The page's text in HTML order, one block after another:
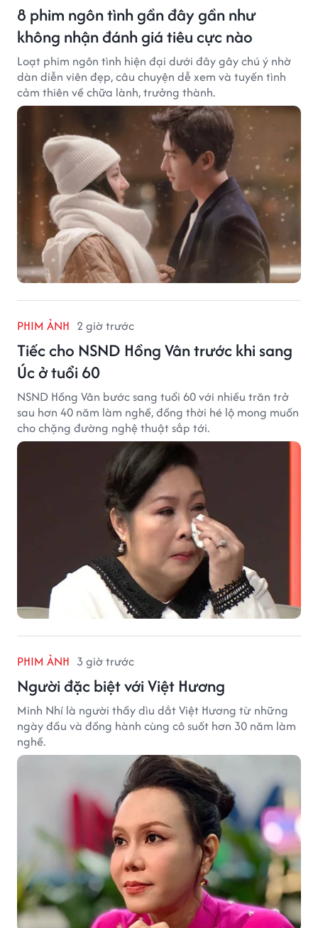
8 phim ngôn tình gần đây gần như
không nhận đánh giá tiêu cực nào
Loạt phim ngôn tình hiện đại dưới đây gây chú ý nhờ
dàn diễn viên đẹp, câu chuyện dễ xem và tuyến tình
cảm thiên về chữa lành, trưởng thành.
PHIM ẢNH 2 giờ trước
Tiếc cho NSND Hồng Vân trước khi sang
Úc ở tuổi 60
NSND Hồng Vân bước sang tuổi 60 với nhiều trăn trở
sau hơn 40 năm làm nghề, đồng thời hé lộ mong muốn
cho chặng đường nghệ thuật sắp tới.
PHIM ẢNH 3 giờ trước
Người đặc biệt với Việt Hương
Minh Nhí là người thầy dìu dắt Việt Hương từ những
ngày đầu và đồng hành cùng cô suốt hơn 30 năm làm
nghề.